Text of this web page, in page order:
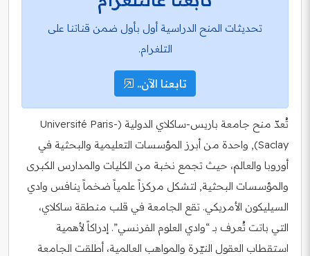
تحديثات المنح الدراسية أول بأول ضمن قناتنا على
التلغرام.
تابعنا الآن..
تُعدّ منح جامعة باريس‑ساكلاي الدولية (Université Paris-
Saclay), واحدة من أبرز المؤسسات التعليمية والبحثية في
أوروبا والعالم، حيث تجمع نخبة من الكليات والمدارس الكبرى
والمؤسسات البحثية, لتشكل مركزاً علمياً ضخماً ينافس وادي
السيليكون الأمريكي. تقع الجامعة في قلب منطقة ساكلاي،
التي باتت تُعرف بـ “وادي العلوم الفرنسي”. إدراكاً لأهمية
استقطاب العقول النيّرة والمواهب العالمية، أطلقت الجامعة